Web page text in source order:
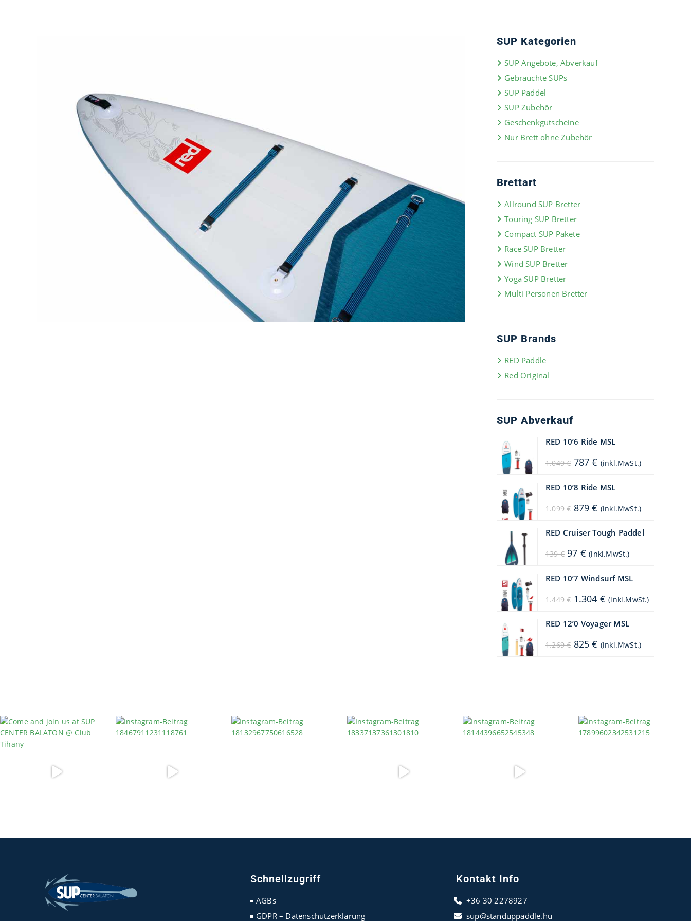
SUP Kategorien
SUP Angebote, Abverkauf
Gebrauchte SUPs
SUP Paddel
SUP Zubehör
Geschenkgutscheine
Nur Brett ohne Zubehör
Brettart
Allround SUP Bretter
Touring SUP Bretter
Compact SUP Pakete
Race SUP Bretter
Wind SUP Bretter
Yoga SUP Bretter
Multi Personen Bretter
SUP Brands
RED Paddle
Red Original
SUP Abverkauf
RED 10’6 Ride MSL
1.049€ Ursprünglicher
Preis
1.049 €
787€ Aktueller
Preis
(inkl.MwSt.)
RED 10’8 Ride MSL
1.099€ Ursprünglicher
Preis
1.099 €
879€ Aktueller
Preis
879 €.
(inkl.MwSt.)
RED Cruiser Tough Paddel
139€ Ursprünglicher
Preis
97 € Aktueller
Preis
97 €.
(inkl.MwSt.)
RED 10’7 Windsurf MSL
1.449€ Ursprünglicher
Preis
1.304 € Aktueller
Preis
(inkl.MwSt.)
RED 12’0 Voyager MSL
1.269€ Ursprünglicher
Preis
825€ Aktueller
Preis
(inkl.MwSt.)
Schnellzugriff
AGBs
GDPR – Datenschutzerklärung
Kontakt Info
+36 30 2278927
sup@standuppaddle.hu